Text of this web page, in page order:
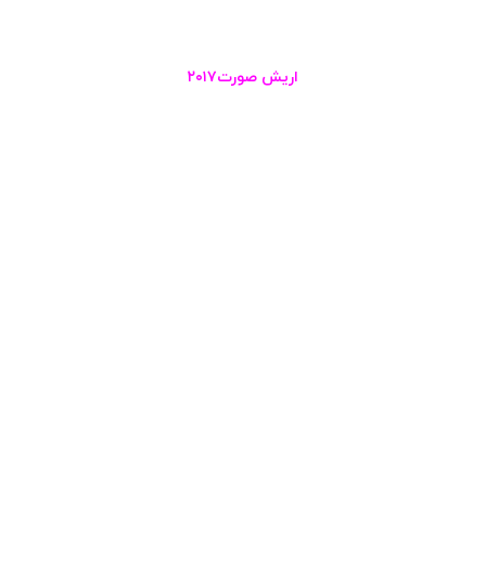
اریش صورت۲۰۱۷